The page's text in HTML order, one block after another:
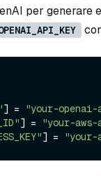
per generare
] =
"your-
] =
"your-
] = "your-